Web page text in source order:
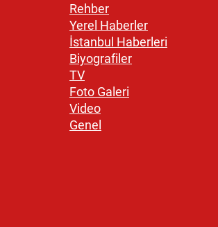
Rehber
Yerel Haberler
İstanbul Haberleri
Biyografiler
TV
Foto Galeri
Video
Genel